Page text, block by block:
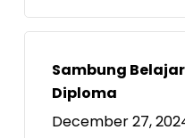
Sambung
Diploma
December 27,